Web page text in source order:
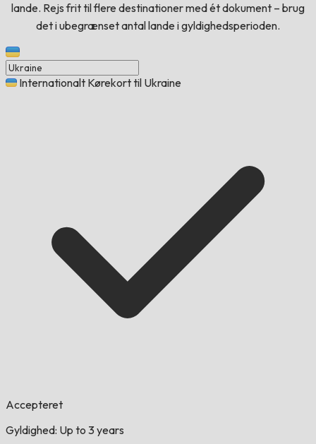
lande. Rejs frit til flere destinationer med ét dokument – brug
det i ubegrænset antal lande i gyldighedsperioden.
Internationalt Kørekort til Ukraine
Accepteret
Gyldighed: Up to 3 years